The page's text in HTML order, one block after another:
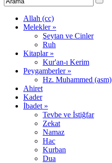
Allah (cc)
Melekler »
Şeytan ve Cinler
Ruh
Kitaplar »
Kur'an-ı Kerim
Peygamberler »
Hz. Muhammed (asm)
Ahiret
Kader
İbadet »
Tevbe ve İstiğfar
Zekat
Namaz
Hac
Kurban
Dua